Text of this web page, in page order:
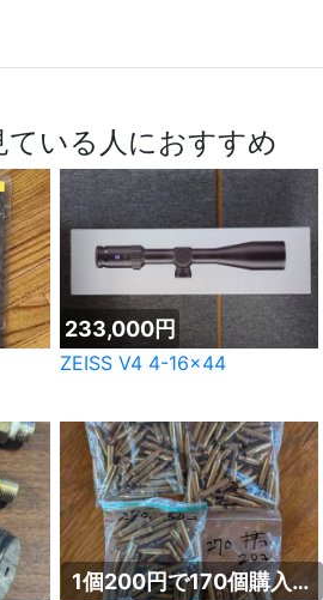
ている人におすすめ
233,000円
ZEISS V4 4-16×44
1個200円で170個購入し